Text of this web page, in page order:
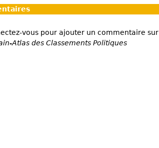
vous pour ajouter un commentaire sur
Atlas des Classements Politiques